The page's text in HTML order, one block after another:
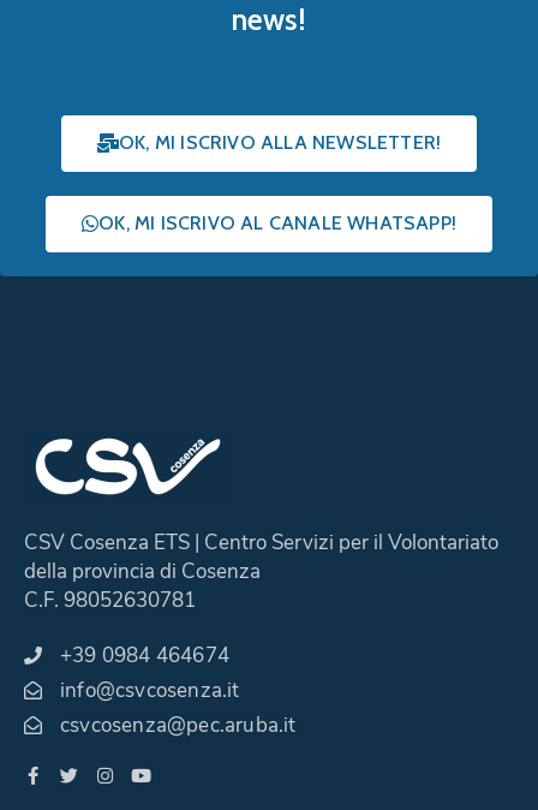
news!
OK, MI ISCRIVO ALLA NEWSLETTER!
OK, MI ISCRIVO AL CANALE WHATSAPP!
CSV Cosenza ETS | Centro Servizi per il Volontariato
della provincia di Cosenza
C.F. 98052630781
+39 0984 464674
info@csvcosenza.it
csvcosenza@pec.aruba.it